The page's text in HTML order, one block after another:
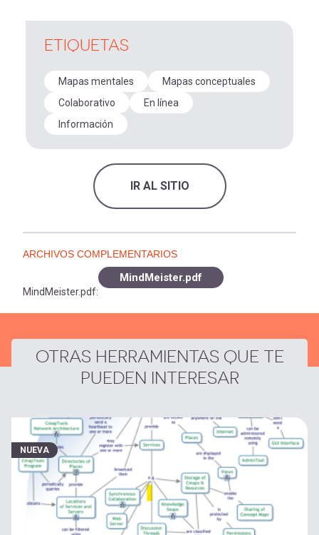
ETIQUETAS
Mapas mentales
Mapas conceptuales
Colaborativo
En línea
Información
IR AL SITIO
ARCHIVOS COMPLEMENTARIOS
MindMeister.pdf:
MindMeister.pdf
OTRAS HERRAMIENTAS QUE TE
PUEDEN INTERESAR
NUEVA